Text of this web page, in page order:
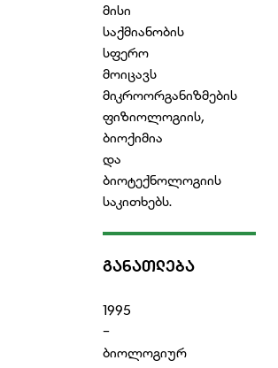
მისი
საქმიანობის
სფერო
მოიცავს
მიკროორგანიზმების
ფიზიოლოგიის,
ბიოქიმია
და
ბიოტექნოლოგიის
საკითხებს.
ᲒᲐᲜᲐᲗᲚᲔᲑᲐ
1995
-
ბიოლოგიურ